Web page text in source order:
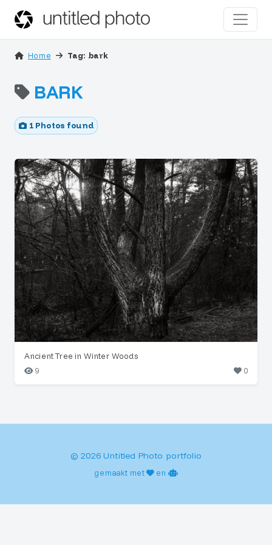
Home Tag: bark
BARK
1 Photos found
Ancient Tree in Winter Woods
9
0
© 2026 Untitled Photo portfolio
gemaakt met en